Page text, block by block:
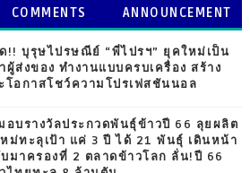
COMMENTS ANNOUNCEMENT
!! บุรุษไปรษณีย์ “พี่ไปรฯ” ยุคใหม่เป็น
ผู้ส่งของ ทำงานแบบครบเครื่อง สร้าง
โอกาสโชว์ความโปรเฟสชันนอล
อบรางวัลประกวดพันธุ์ข้าวปี 66 ลุยผลิต
ม่ทะลุเป้า แค่ 3 ปี ได้ 21 พันธุ์ เดินหน้า
มาครองที่ 2 ตลาดข้าวโลก ลั่น!ปี 66